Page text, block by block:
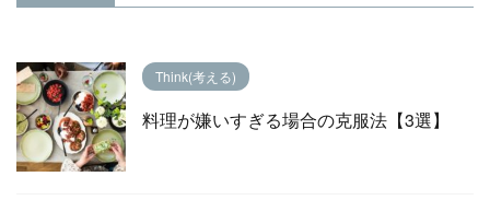
Think(考える)
料理が嫌いすぎる場合の克服法【3選】